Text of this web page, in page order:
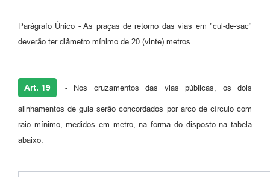
Parágrafo Único - As praças de retorno das vias em "cul-de-sac"
deverão ter diâmetro mínimo de 20 (vinte) metros.
Art. 19 - Nos cruzamentos das vias públicas, os dois
alinhamentos de guia serão concordados por arco de círculo com
raio mínimo, medidos em metro, na forma do disposto na tabela
abaixo: